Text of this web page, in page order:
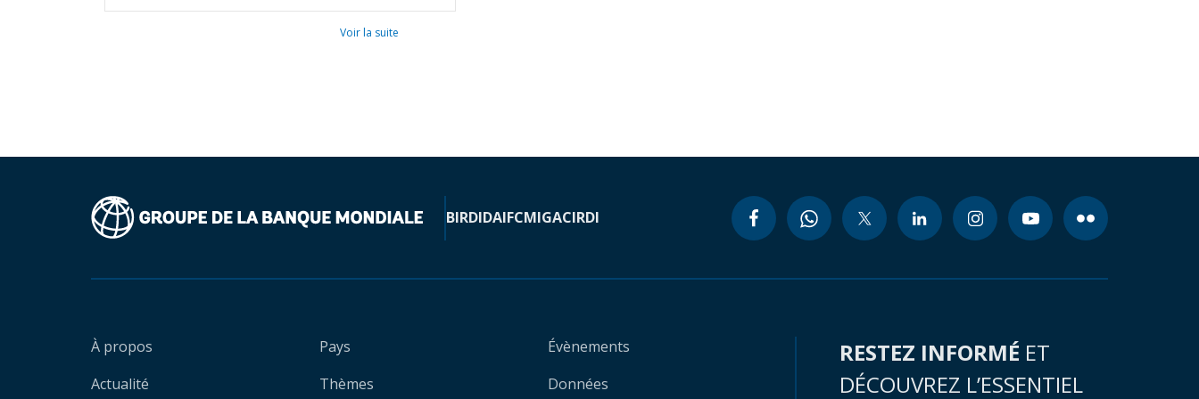
Voir la suite
BIRDIDAIFCMIGACIRDI
À propos
Actualité
Pays
Thèmes
Évènements
Données
RESTEZ INFORMÉ ET
DÉCOUVREZ L’ESSENTIEL